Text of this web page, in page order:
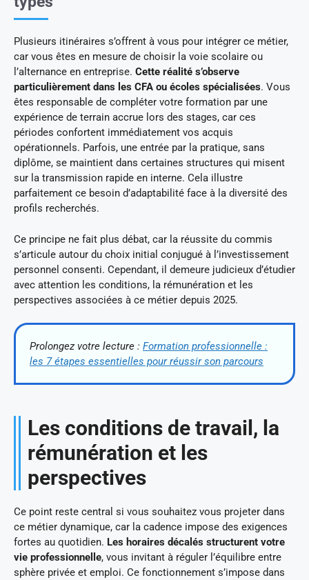
Plusieurs itinéraires s’offrent à vous pour intégrer ce métier,
car vous êtes en mesure de choisir la voie scolaire ou
l’alternance en entreprise. Cette réalité s’observe
particulièrement dans les CFA ou écoles spécialisées. Vous
êtes responsable de compléter votre formation par une
expérience de terrain accrue lors des stages, car ces
périodes confortent immédiatement vos acquis
opérationnels. Parfois, une entrée par la pratique, sans
diplôme, se maintient dans certaines structures qui misent
sur la transmission rapide en interne. Cela illustre
parfaitement ce besoin d’adaptabilité face à la diversité des
profils recherchés.
Ce principe ne fait plus débat, car la réussite du commis
s’articule autour du choix initial conjugué à l’investissement
personnel consenti. Cependant, il demeure judicieux d’étudier
avec attention les conditions, la rémunération et les
perspectives associées à ce métier depuis 2025.
Prolongez votre lecture : Formation professionnelle :
les 7 étapes essentielles pour réussir son parcours
Les conditions de travail, la
rémunération et les
perspectives
Ce point reste central si vous souhaitez vous projeter dans
ce métier dynamique, car la cadence impose des exigences
fortes au quotidien. Les horaires décalés structurent votre
vie professionnelle, vous invitant à réguler l’équilibre entre
sphère privée et emploi. Ce fonctionnement s’impose dans